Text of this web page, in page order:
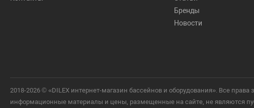
Бренды
Новости
2018-2026 © «DILEX интернет-магазин бассейнов и оборудования». Все
информационные материалы и цены, размещенные на сайте, не являются